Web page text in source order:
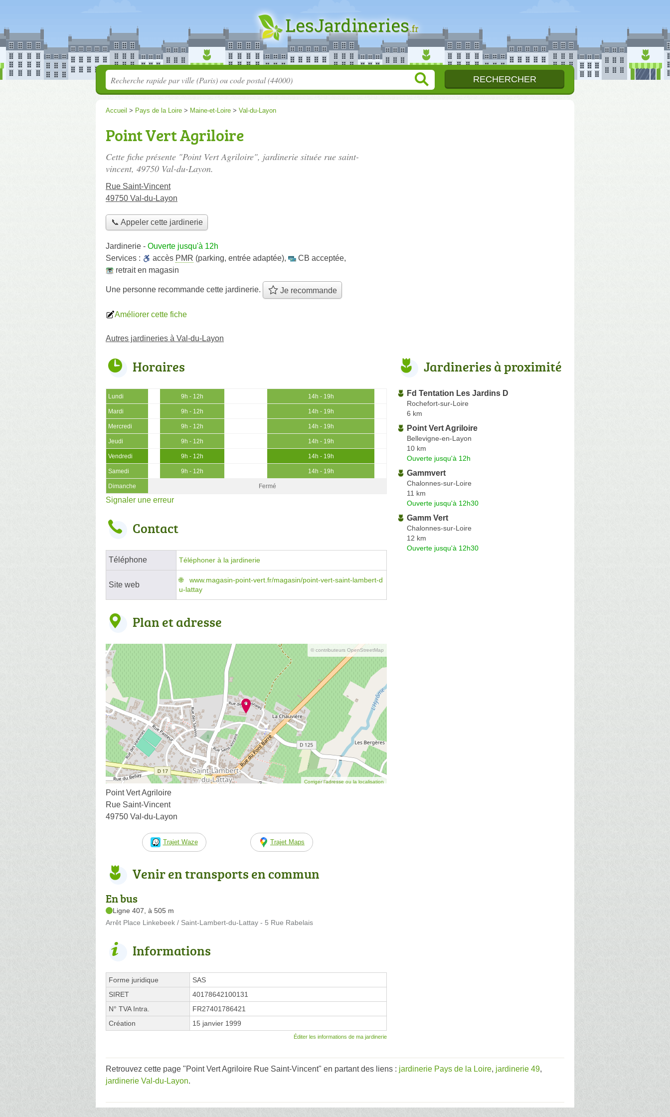
Accueil > Pays de la Loire > Maine-et-Loire > Val-du-Layon
Point Vert Agriloire
Cette fiche présente "Point Vert Agriloire", jardinerie située rue saint-
vincent, 49750 Val-du-Layon.
Rue Saint-Vincent
49750 Val-du-Layon
📞 Appeler cette jardinerie
Jardinerie - Ouverte jusqu'à 12h
Services :
accès PMR (parking, entrée adaptée), CB acceptée,
retrait en magasin
Une personne recommande cette jardinerie. Je recommande
Améliorer cette fiche
Autres jardineries à Val-du-Layon
Horaires
Lundi 9h - 12h 14h - 19h
Mardi 9h - 12h 14h - 19h
Mercredi 9h - 12h 14h - 19h
Jeudi 9h - 12h 14h - 19h
Vendredi 9h - 12h 14h - 19h
Samedi 9h - 12h 14h - 19h
Dimanche Fermé
Signaler une erreur
Contact
Téléphone Téléphoner à la jardinerie
Site web
www.magasin-point-vert.fr/magasin/point-vert-saint-lambert-d
u-lattay
Plan et adresse
© contributeurs OpenStreetMap
Corriger l’adresse ou la localisation
Point Vert Agriloire
Rue Saint-Vincent
49750 Val-du-Layon
Trajet Waze Trajet Maps
Venir en transports en commun
En bus
Ligne 407, à 505 m
Arrêt Place Linkebeek / Saint-Lambert-du-Lattay - 5 Rue Rabelais
Informations
Forme juridique
SAS
SIRET
40178642100131
N° TVA Intra.
FR27401786421
Création
15 janvier 1999
Éditer les informations de ma jardinerie
Jardineries à proximité
Fd Tentation Les Jardins D
Rochefort-sur-Loire
6 km
Point Vert Agriloire
Bellevigne-en-Layon
10 km
Ouverte jusqu'à 12h
Gammvert
Chalonnes-sur-Loire
11 km
Ouverte jusqu'à 12h30
Gamm Vert
Chalonnes-sur-Loire
12 km
Ouverte jusqu'à 12h30
Retrouvez cette page "Point Vert Agriloire Rue Saint-Vincent" en partant des liens : jardinerie Pays de la Loire, jardinerie 49,
jardinerie Val-du-Layon.